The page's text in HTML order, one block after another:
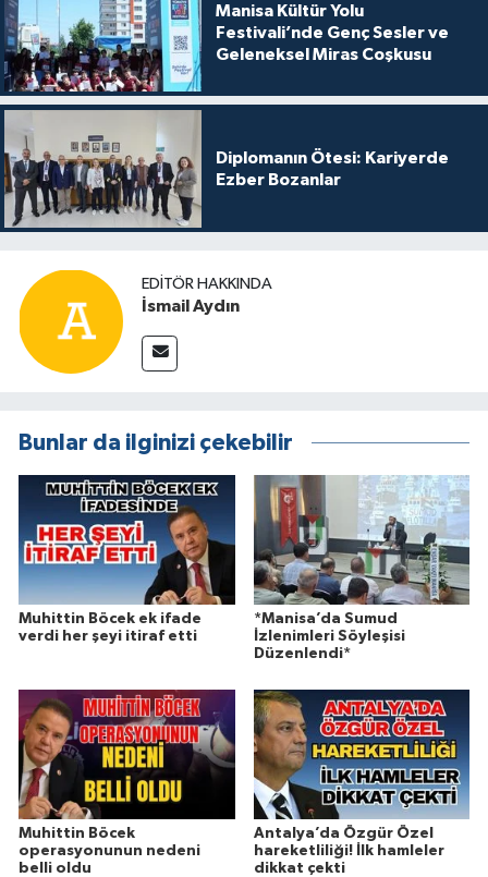
Manisa Kültür Yolu
Festivali’nde Genç Sesler ve
Geleneksel Miras Coşkusu
Diplomanın Ötesi: Kariyerde
Ezber Bozanlar
EDITÖR HAKKINDA
İsmail Aydın
Bunlar da ilginizi çekebilir
Muhittin Böcek ek ifade
verdi her şeyi itiraf etti
*Manisa’da Sumud
İzlenimleri Söyleşisi
Düzenlendi*
Muhittin Böcek
operasyonunun nedeni
belli oldu
Antalya’da Özgür Özel
hareketliliği! İlk hamleler
dikkat çekti